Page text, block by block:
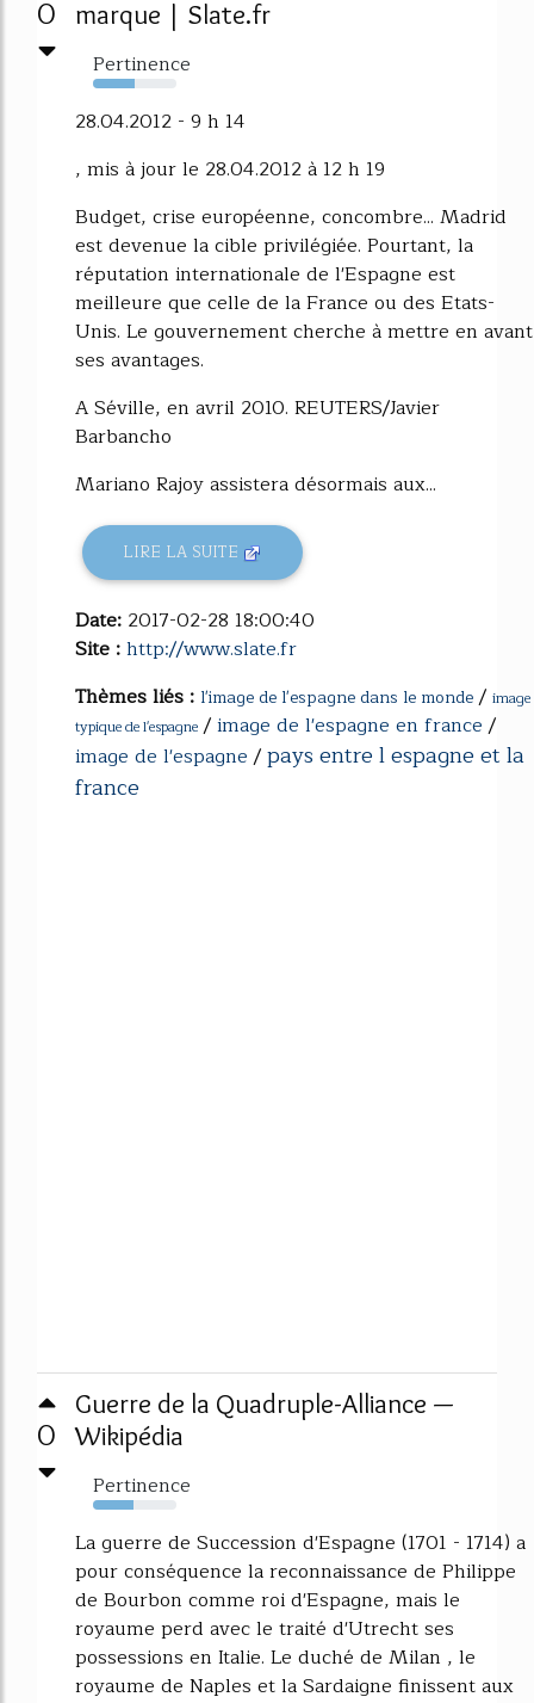
0
marque | Slate.fr
Pertinence
50%
28.04.2012 - 9 h 14
, mis à jour le 28.04.2012 à 12 h 19
Budget, crise européenne, concombre... Madrid
est devenue la cible privilégiée. Pourtant, la
réputation internationale de l'Espagne est
meilleure que celle de la France ou des Etats-
Unis. Le gouvernement cherche à mettre en avant
ses avantages.
A Séville, en avril 2010. REUTERS/Javier
Barbancho
Mariano Rajoy assistera désormais aux...
LIRE LA SUITE
Date: 2017-02-28 18:00:40
Site :http://www.slate.fr
Thèmes liés : l'image de l'espagne dans le monde/ image
typique de l'espagne /image de l'espagne en france/
image de l'espagne/pays entre l espagne et la
france
0
Guerre de la Quadruple-Alliance —
Wikipédia
Pertinence
49%
La guerre de Succession d'Espagne (1701 - 1714) a
pour conséquence la reconnaissance de Philippe
de Bourbon comme roi d'Espagne, mais le
royaume perd avec le traité d'Utrecht ses
possessions en Italie. Le duché de Milan , le
royaume de Naples et la Sardaigne finissent aux